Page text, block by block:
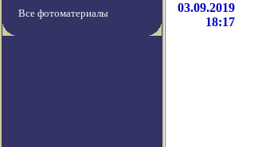
Все фотоматериалы
03.09.2019
18:17